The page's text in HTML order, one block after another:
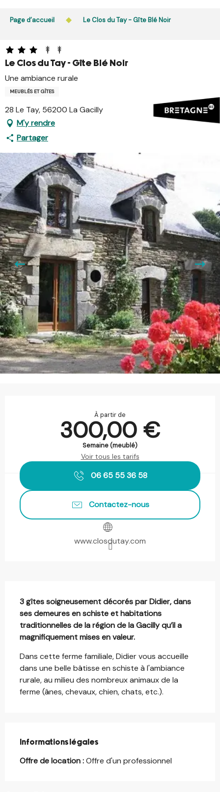
est interdit chaque jour de 21h à 5h en Ille-et-Vilaine et
Page d’accueil Le Clos du Tay - Gîte Blé Noir
Le Clos du Tay - Gîte Blé Noir
Une ambiance rurale
MEUBLÉS ET GÎTES
28 Le Tay, 56200 La Gacilly
M'y rendre
Partager
À partir de
300,00 €
Semaine (meublé)
Voir tous les tarifs
06 65 55 36 58
Contactez-nous
www.closdutay.com
3 gîtes soigneusement décorés par Didier, dans
ses demeures en schiste et habitations
traditionnelles de la région de la Gacilly qu’il a
magnifiquement mises en valeur.
Dans cette ferme familiale, Didier vous accueille
dans une belle bâtisse en schiste à l'ambiance
rurale, au milieu des nombreux animaux de la
ferme (ânes, chevaux, chien, chats, etc.).
Informations légales
Informations légales
Offre de location :Offre d'un professionnel